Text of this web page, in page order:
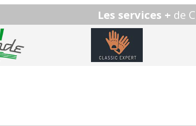
Les services + de